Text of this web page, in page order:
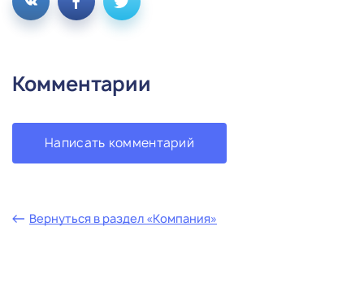
Комментарии
Написать комментарий
Вернуться в раздел «Компания»